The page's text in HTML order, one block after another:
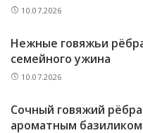
10.07.2026
Нежные говяжьи
семейного ужина
10.07.2026
Сочный говяжий
ароматным базиликом